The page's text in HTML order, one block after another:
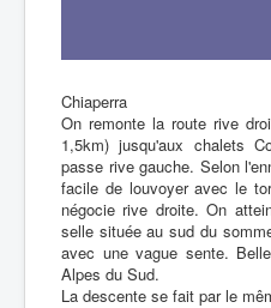
Chiaperra
On remonte la route rive
1,5km) jusqu'aux chalets
passe rive gauche. Selon
facile de louvoyer avec le
négocie rive droite. On
selle située au sud du
avec une vague sente.
Alpes du Sud.
La descente se fait par le